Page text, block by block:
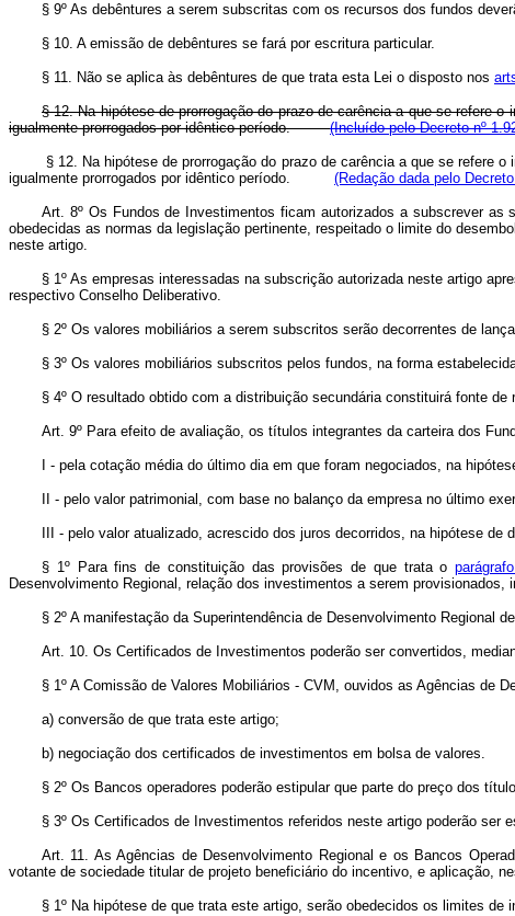
§ 9º As debêntures a serem subscritas com os recursos dos fundos
§ 10. A emissão de debêntures se fará por escritura particular.
§ 11. Não se aplica às debêntures de que trata esta Lei o disposto nos
§ 12. Na hipótese de prorrogação do prazo de carência a que se refere
igualmente prorrogados por idêntico período.(Incluído pelo Decreto nº
§ 12. Na hipótese de prorrogação do prazo de carência a que se refere
igualmente prorrogados por idêntico período.
(Redação dada pelo
Art. 8º Os Fundos de Investimentos ficam autorizados a subscrever as
obedecidas as normas da legislação pertinente, respeitado o limite do
neste artigo.
§ 1º As empresas interessadas na subscrição autorizada neste artigo
respectivo Conselho Deliberativo.
§ 2º Os valores mobiliários a serem subscritos serão decorrentes de
§ 3º Os valores mobiliários subscritos pelos fundos, na forma
§ 4º O resultado obtido com a distribuição secundária constituirá fonte
Art. 9º Para efeito de avaliação, os títulos integrantes da carteira dos
I - pela cotação média do último dia em que foram negociados, na
II - pelo valor patrimonial, com base no balanço da empresa no último
III - pelo valor atualizado, acrescido dos juros decorridos, na hipótese de
§ 1º Para fins de constituição das provisões de que trata o
Desenvolvimento Regional, relação dos investimentos a serem
§ 2º A manifestação da Superintendência de Desenvolvimento Regional
Art. 10. Os Certificados de Investimentos poderão ser convertidos,
§ 1º A Comissão de Valores Mobiliários - CVM, ouvidos as Agências de
a) conversão de que trata este artigo;
b) negociação dos certificados de investimentos em bolsa de valores.
§ 2º Os Bancos operadores poderão estipular que parte do preço dos
§ 3º Os Certificados de Investimentos referidos neste artigo poderão
Art. 11. As Agências de Desenvolvimento Regional e os Bancos
votante de sociedade titular de projeto beneficiário do incentivo, e aplicação,
§ 1º Na hipótese de que trata este artigo, serão obedecidos os limites